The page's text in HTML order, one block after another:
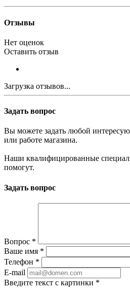
Отзывы
Нет оценок
Оставить отзыв
Загрузка отзывов...
Задать вопрос
Вы можете задать любой
или работе магазина.
Наши квалифицированные
помогут.
Задать вопрос
Вопрос *
Ваше имя *
Телефон *
E-mail
Введите текст с картинки *